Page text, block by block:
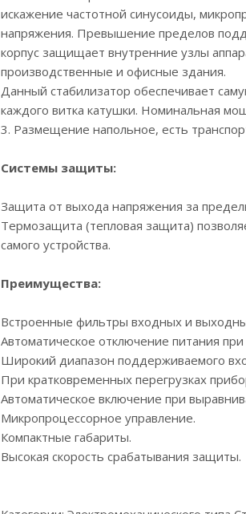
искажение частотной синусоиды,
напряжения. Превышение пределов
корпус защищает внутренние узлы
производственные и офисные здания.
Данный стабилизатор обеспечивает
каждого витка катушки. Номинальная
3. Размещение напольное, есть
Системы защиты:
Защита от выхода напряжения за
Термозащита (тепловая защита)
самого устройства.
Преимущества:
Встроенные фильтры входных и
Автоматическое отключение питания
Широкий диапазон поддерживаемого
При кратковременных перегрузках
Автоматическое включение при
Микропроцессорное управление.
Компактные габариты.
Высокая скорость срабатывания защиты.